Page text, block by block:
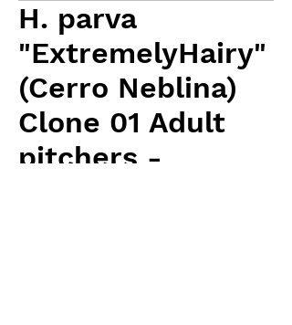
H. parva
"ExtremelyHairy"
(Cerro Neblina)
Clone 01 Adult
pitchers -